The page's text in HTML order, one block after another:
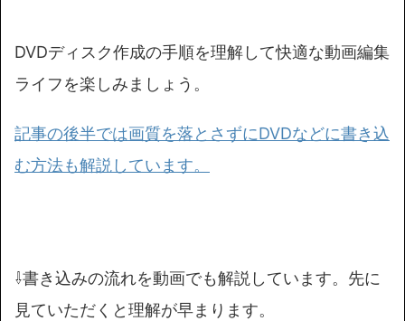
DVDディスク作成の手順を理解して快適な動画編集
ライフを楽しみましょう。
記事の後半では画質を落とさずにDVDなどに書き込
む方法も解説しています。
⇩書き込みの流れを動画でも解説しています。先に
見ていただくと理解が早まります。